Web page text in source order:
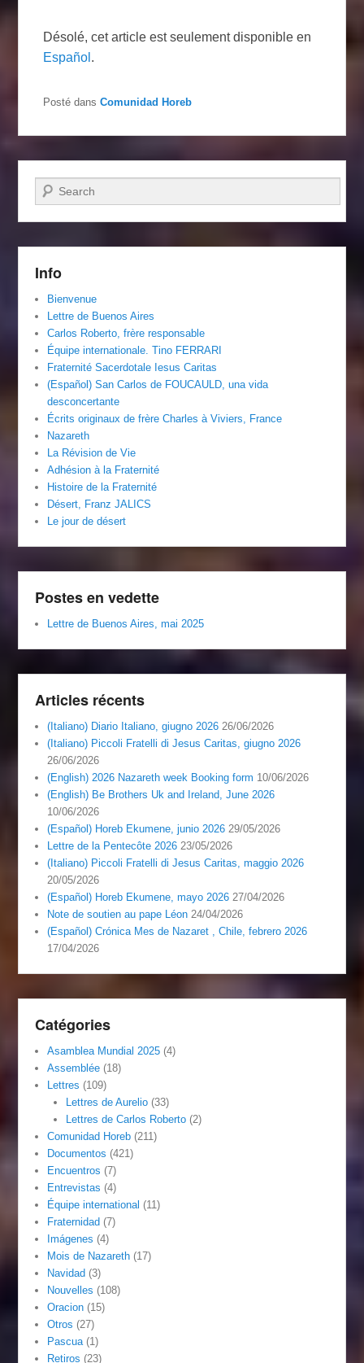
Désolé, cet article est seulement disponible en
Español .
Posté dans Comunidad Horeb
Recherche
Info
Bienvenue
Lettre de Buenos Aires
Carlos Roberto, frère responsable
Équipe internationale. Tino FERRARI
Fraternité Sacerdotale Iesus Caritas
(Español) San Carlos de FOUCAULD, una vida
desconcertante
Écrits originaux de frère Charles à Viviers, France
Nazareth
La Révision de Vie
Adhésion à la Fraternité
Histoire de la Fraternité
Désert, Franz JALICS
Le jour de désert
Postes en vedette
Lettre de Buenos Aires, mai 2025
Articles récents
(Italiano) Diario Italiano, giugno 2026 26/06/2026
(Italiano) Piccoli Fratelli di Jesus Caritas, giugno 2026
26/06/2026
(English) 2026 Nazareth week Booking form 10/06/2026
(English) Be Brothers Uk and Ireland, June 2026
10/06/2026
(Español) Horeb Ekumene, junio 2026 29/05/2026
Lettre de la Pentecôte 2026 23/05/2026
(Italiano) Piccoli Fratelli di Jesus Caritas, maggio 2026
20/05/2026
(Español) Horeb Ekumene, mayo 2026 27/04/2026
Note de soutien au pape Léon 24/04/2026
(Español) Crónica Mes de Nazaret , Chile, febrero 2026
17/04/2026
Catégories
Asamblea Mundial 2025 (4)
Assemblée (18)
Lettres (109)
Lettres de Aurelio(33)
Lettres de Carlos Roberto(2)
Comunidad Horeb (211)
Documentos (421)
Encuentros (7)
Entrevistas (4)
Équipe international (11)
Fraternidad (7)
Imágenes (4)
Mois de Nazareth (17)
Navidad (3)
Nouvelles (108)
Oracion (15)
Otros (27)
Pascua(1)
Retiros (23)